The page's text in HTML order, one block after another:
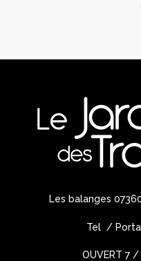
Les balanges
Tel /
OUVERT 7